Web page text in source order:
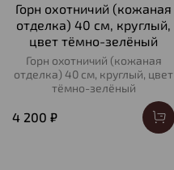
Горн охотничий (кожаная
отделка) 40 см, круглый,
цвет тёмно-зелёный
Горн охотничий (кожаная
отделка) 40 см, круглый, цвет
тёмно-зелёный
4 200 ₽